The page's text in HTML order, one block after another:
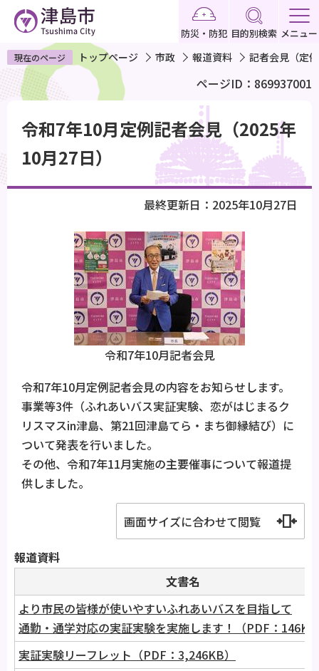
ペ
ー
ジ
で
す
防災・防犯 目的別検索 メニュー
現在のページ トップページ 市政 報道資料 記者会見（定
ページID：869937001
か
令和7年10月定例記者会見（2025年
10月27日）
最終更新日：2025年10月27日
令和7年10月記者会見
令和7年10月定例記者会見の内容をお知らせします。
事業等3件（ふれあいバス実証実験、恋がはじまるク
リスマスin津島、第21回津島てら・まち御縁結び）に
ついて発表を行いました。
その他、令和7年11月実施の主要催事について報道提
供しました。
画面サイズに合わせて閲覧
報道資料
文書名
より市民の皆様が使いやすいふれあいバスを目指して
通勤・通学対応の実証実験を実施します！（PDF：
実証実験リーフレット（PDF：3,246KB）